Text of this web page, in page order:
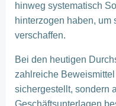
hinweg systematisch
hinterzogen haben, um
verschaffen.
Bei den heutigen
zahlreiche
sichergestellt, sondern
Geschäftsunterlagen